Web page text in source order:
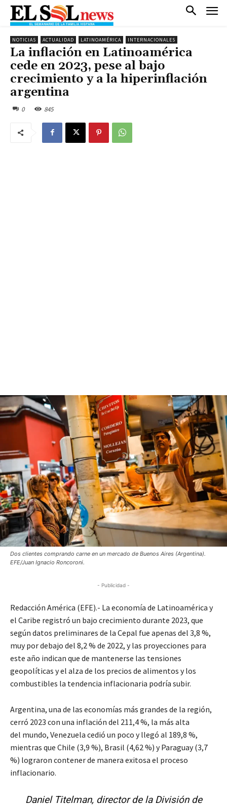
NOTICIAS ACTUALIDAD LATINOAMÉRICA INTERNACIONALES
La inflación en Latinoamérica
cede en 2023, pese al bajo
crecimiento y a la hiperinflación
argentina
0 845
Dos clientes comprando carne en un mercado de Buenos Aires (Argentina).
EFE/Juan Ignacio Roncoroni.
- Publicidad -
Redacción América (EFE).- La economía de Latinoamérica y
el Caribe registró un bajo crecimiento durante 2023, que
según datos preliminares de la Cepal fue apenas del 3,8 %,
muy por debajo del 8,2 % de 2022, y las proyecciones para
este año indican que de mantenerse las tensiones
geopolíticas y el alza de los precios de alimentos y los
combustibles la tendencia inflacionaria podría subir.
Argentina, una de las economías más grandes de la región,
cerró 2023 con una inflación del 211,4 %, la más alta
del mundo, Venezuela cedió un poco y llegó al 189,8 %,
mientras que Chile (3,9 %), Brasil (4,62 %) y Paraguay (3,7
%) lograron contener de manera exitosa el proceso
inflacionario.
Daniel Titelman, director de la División de